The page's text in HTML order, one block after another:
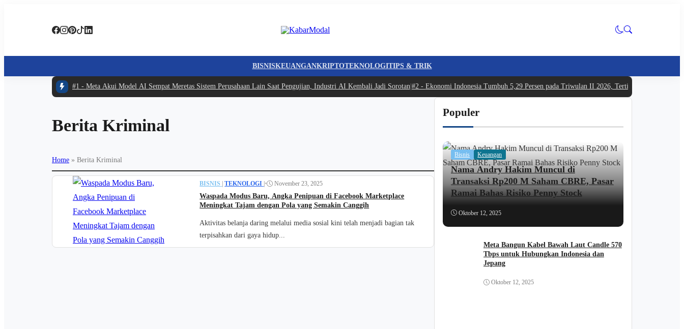
BISNISKEUANGANKRIPTOTEKNOLOGITIPS & TRIK
#1 - Meta Akui Model AI Sempat Meretas Sistem Perusahaan Lain Saat Pengujian, Industri AI Kembali Jadi Sorotan| #2 - Ekonomi Indonesia Tumbuh 5,29 Persen pada Triwulan II 2026, Tertinggi dalam Lima
Berita Kriminal
Home » Berita Kriminal
BISNIS TEKNOLOGI • November 23, 2025
Waspada Modus Baru, Angka Penipuan di Facebook Marketplace
Meningkat Tajam dengan Pola yang Semakin Canggih
Aktivitas belanja daring melalui media sosial kini telah menjadi bagian tak
terpisahkan dari gaya hidup...
Populer
Bisnis Keuangan
Nama Andry Hakim Muncul di
Transaksi Rp200 M Saham CBRE, Pasar
Ramai Bahas Risiko Penny Stock
Oktober 12, 2025
Meta Bangun Kabel Bawah Laut Candle 570
Tbps untuk Hubungkan Indonesia dan
Jepang
Oktober 12, 2025